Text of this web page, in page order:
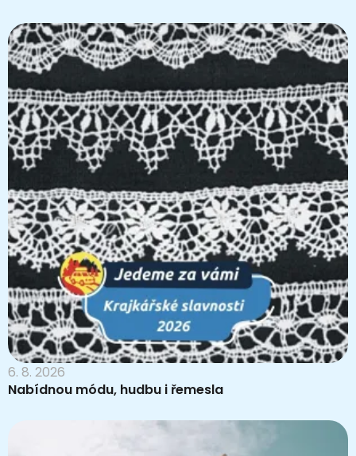
6. 8. 2026
Nabídnou módu, hudbu i řemesla